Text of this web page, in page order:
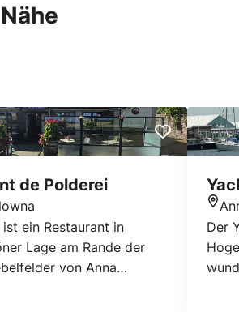
de Polderei
ein Restaurant in
Lage am Rande der
von Anna
Der